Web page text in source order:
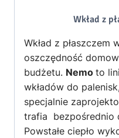
Wkład z
Wkład z płaszczem
oszczędność
budżetu. Nemo to
wkładów do
specjalnie
trafia bezpośrednio
Powstałe ciepło